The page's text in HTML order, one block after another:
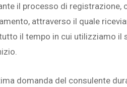
il processo di registrazione,
attraverso il quale
il tempo in cui utilizziamo il
domanda del consulente